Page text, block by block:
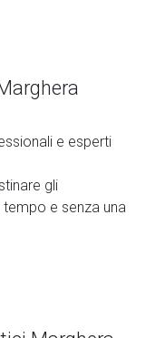
e esperti
gli
e senza una